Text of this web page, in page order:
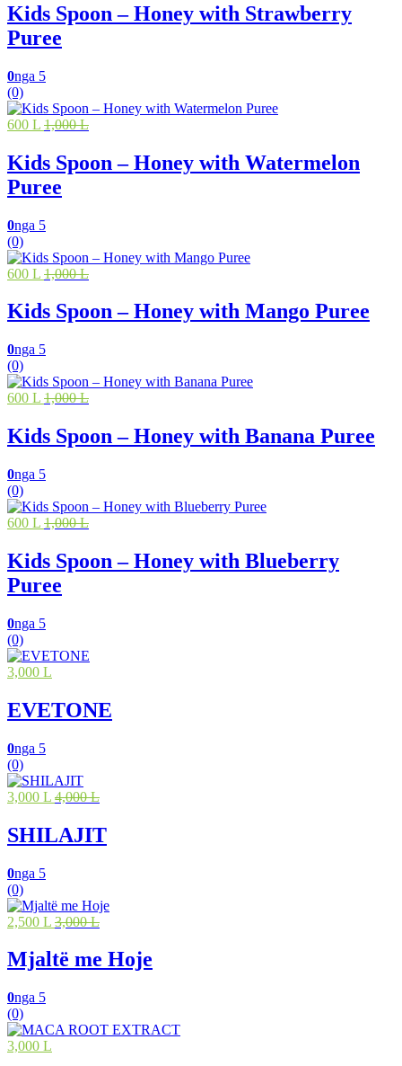
Kids Spoon – Honey with Strawberry
Puree
0nga 5
(0)
600 L 1,000 L
Kids Spoon – Honey with Watermelon
Puree
0nga 5
(0)
600 L 1,000 L
Kids Spoon – Honey with Mango Puree
0nga 5
(0)
600 L 1,000 L
Kids Spoon – Honey with Banana Puree
0nga 5
(0)
600 L 1,000 L
Kids Spoon – Honey with Blueberry
Puree
0nga 5
(0)
3,000 L
EVETONE
0nga 5
(0)
3,000 L 4,000 L
SHILAJIT
0nga 5
(0)
2,500 L 3,000 L
Mjaltë me Hoje
0nga 5
(0)
3,000 L